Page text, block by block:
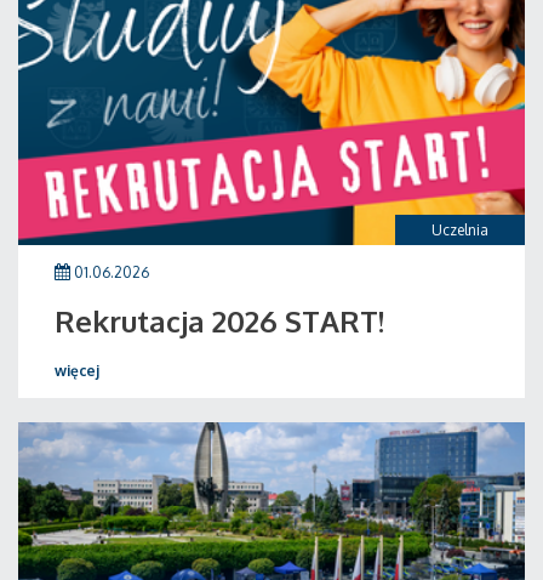
Uczelnia
01.06.2026
Rekrutacja 2026 START!
więcej